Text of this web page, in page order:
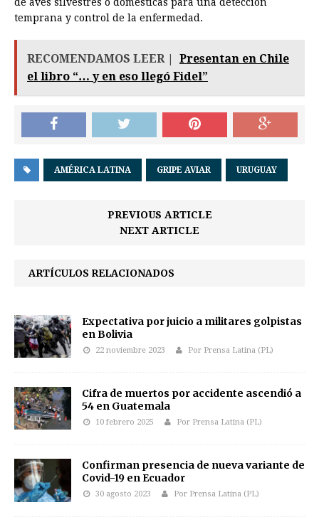
de aves silvestres o domésticas para una detección
temprana y control de la enfermedad.
RECOMENDAMOS LEER |
Presentan en Chile
el libro “… y en eso llegó Fidel”
AMÉRICA LATINA GRIPE AVIAR URUGUAY
PREVIOUS ARTICLE
NEXT ARTICLE
ARTÍCULOS RELACIONADOS
Expectativa por juicio a militares golpistas
en Bolivia
22 noviembre 2023 Por Prensa Latina (PL)
Cifra de muertos por accidente ascendió a
54 en Guatemala
10 febrero 2025 Por Prensa Latina (PL)
Confirman presencia de nueva variante de
Covid-19 en Ecuador
30 agosto 2023 Por Prensa Latina (PL)